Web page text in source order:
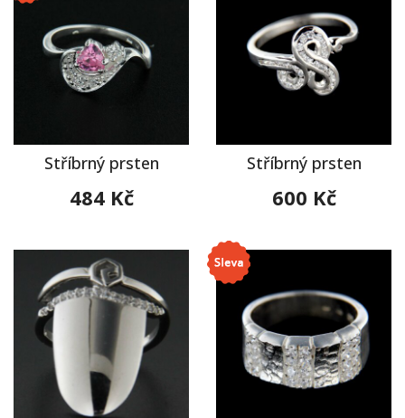
Stříbrný prsten
484 Kč
Stříbrný prsten
600 Kč